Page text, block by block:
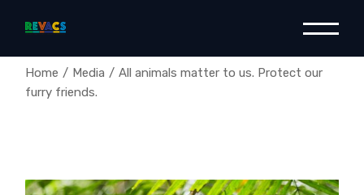
Home Media
All animals matter to us. Protect our
furry friends.